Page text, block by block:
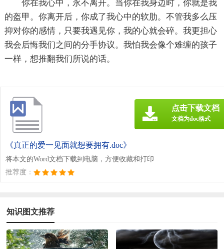
你在我心中，永不离开。当你在我身边时，你就是我
的盔甲。你离开后，你成了我心中的软肋。不管我多么压
抑对你的感情，只要我遇见你，我的心就会碎。我更担心
我会后悔我们之间的分手协议。我怕我会像个难缠的孩子
一样，想推翻我们所说的话。
《真正的爱一见面就想要拥有.doc》
将本文的Word文档下载到电脑，方便收藏和打印
推荐度：
点击下载文档
文档为doc格式
知识图文推荐